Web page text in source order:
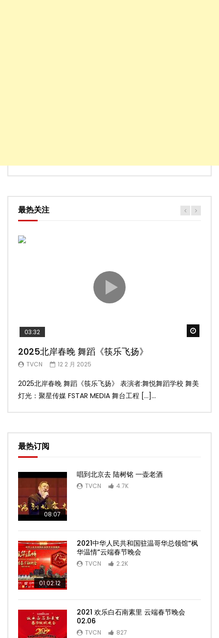
最热关注
03:32
2025北岸春晚 舞蹈《筷乐飞扬》
TVCN 12 2 月 2025
2025北岸春晚 舞蹈《筷乐飞扬》 表演者:舞悦舞蹈学校 舞美
灯光：聚星传媒 FSTAR MEDIA 舞台工程 […]...
最热订阅
08:07
唱到北京去 陆树铭 一壶老酒
TVCN 4.7K
01:02:12
2021中华人民共和国驻温哥华总领馆“枫
华温情”云端春节晚会
TVCN 2.2K
2021 欢乐白石南素里 云端春节晚会
02.06
TVCN 827